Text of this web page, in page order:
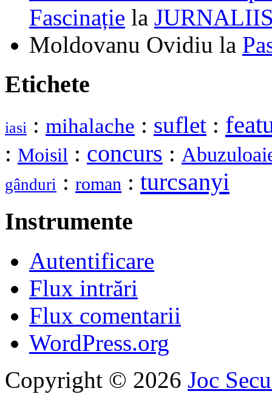
Fascinație la
Moldovanu Ovidiu la
Etichete
iasi : mihalache : suflet :
: Moisil : concurs :
gânduri : roman : turcsanyi
Instrumente
Autentificare
Flux intrări
Flux comentarii
WordPress.org
Copyright © 2026 Joc